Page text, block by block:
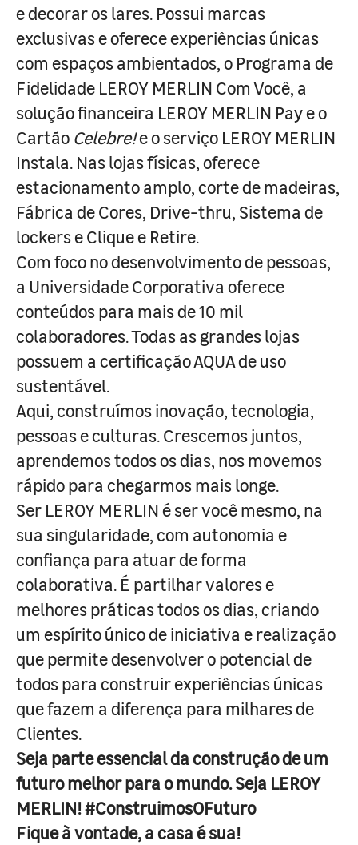
e decorar os lares. Possui marcas
exclusivas e oferece experiências únicas
com espaços ambientados, o Programa de
Fidelidade LEROY MERLIN Com Você, a
solução financeira LEROY MERLIN Pay e o
Cartão Celebre!e o serviço LEROY MERLIN
Instala. Nas lojas físicas, oferece
estacionamento amplo, corte de madeiras,
Fábrica de Cores, Drive-thru, Sistema de
lockers e Clique e Retire.
Com foco no desenvolvimento de pessoas,
a Universidade Corporativa oferece
conteúdos para mais de 10 mil
colaboradores. Todas as grandes lojas
possuem a certificação AQUA de uso
sustentável.
Aqui, construímos inovação, tecnologia,
pessoas e culturas. Crescemos juntos,
aprendemos todos os dias, nos movemos
rápido para chegarmos mais longe.
Ser LEROY MERLIN é ser você mesmo, na
sua singularidade, com autonomia e
confiança para atuar de forma
colaborativa. É partilhar valores e
melhores práticas todos os dias, criando
um espírito único de iniciativa e realização
que permite desenvolver o potencial de
todos para construir experiências únicas
que fazem a diferença para milhares de
Clientes.
Seja parte essencial da construção de um
futuro melhor para o mundo. Seja LEROY
MERLIN! #ConstruimosOFuturo
Fique à vontade, a casa é sua!